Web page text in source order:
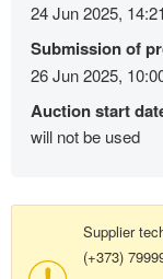
24 Jun 2025,
Submission of
26 Jun 2025,
Auction start
will not be used
Supplier
(+373)